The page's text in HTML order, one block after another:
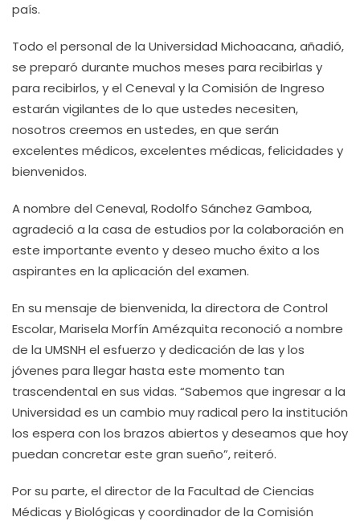
país.
Todo el personal de la Universidad Michoacana, añadió,
se preparó durante muchos meses para recibirlas y
para recibirlos, y el Ceneval y la Comisión de Ingreso
estarán vigilantes de lo que ustedes necesiten,
nosotros creemos en ustedes, en que serán
excelentes médicos, excelentes médicas, felicidades y
bienvenidos.
A nombre del Ceneval, Rodolfo Sánchez Gamboa,
agradeció a la casa de estudios por la colaboración en
este importante evento y deseo mucho éxito a los
aspirantes en la aplicación del examen.
En su mensaje de bienvenida, la directora de Control
Escolar, Marisela Morfín Amézquita reconoció a nombre
de la UMSNH el esfuerzo y dedicación de las y los
jóvenes para llegar hasta este momento tan
trascendental en sus vidas. “Sabemos que ingresar a la
Universidad es un cambio muy radical pero la institución
los espera con los brazos abiertos y deseamos que hoy
puedan concretar este gran sueño”, reiteró.
Por su parte, el director de la Facultad de Ciencias
Médicas y Biológicas y coordinador de la Comisión